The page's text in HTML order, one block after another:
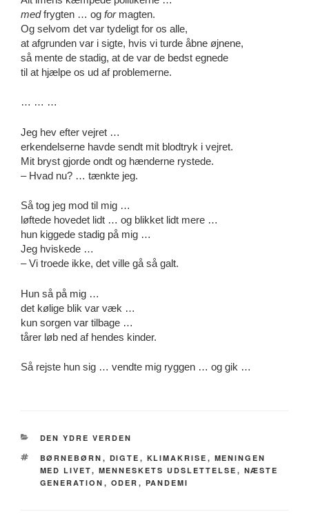
medfrygten … og formagten.
Og selvom det var tydeligt for os alle,
at afgrunden var i sigte, hvis vi turde åbne øjnene,
så mente de stadig, at de var de bedst egnede
til at hjælpe os ud af problemerne.
… … …
Jeg hev efter vejret …
erkendelserne havde sendt mit blodtryk i vejret.
Mit bryst gjorde ondt og hænderne rystede.
– Hvad nu? … tænkte jeg.
Så tog jeg mod til mig …
løftede hovedet lidt … og blikket lidt mere …
hun kiggede stadig på mig …
Jeg hviskede …
– Vi troede ikke, det ville gå så galt.
Hun så på mig …
det kølige blik var væk …
kun sorgen var tilbage …
tårer løb ned af hendes kinder.
Så rejste hun sig … vendte mig ryggen … og gik …
CATEGORIES
DEN YDRE VERDEN
TAGS
BØRNEBØRN , DIGTE , KLIMAKRISE , MENINGEN
MED LIVET, MENNESKETS UDSLETTELSE , NÆSTE
GENERATION , ODER , PANDEMI